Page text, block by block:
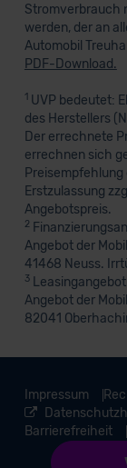
Stromverbrauch
werden, der an
Automobil
PDF-Download.
1UVP bedeutet:
des Herstellers
Der errechnete
errechnen sich
Erstzulassung
Angebotspreis.
2
Angebot der
41468 Neuss.
3Leasingangebot
Angebot der
82041
Impressum
Barrierefreiheit